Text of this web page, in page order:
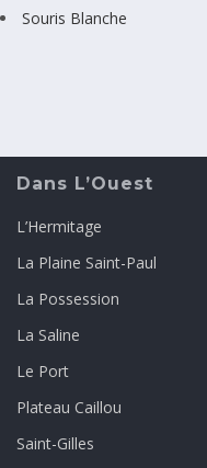
Souris Blanche
Dans L’Ouest
L’Hermitage
La Plaine Saint-Paul
La Possession
La Saline
Le Port
Plateau Caillou
Saint-Gilles